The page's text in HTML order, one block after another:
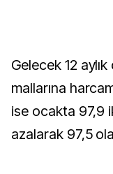
Gelecek 12
mallarına
ise ocakta 97,9
azalarak 97,5